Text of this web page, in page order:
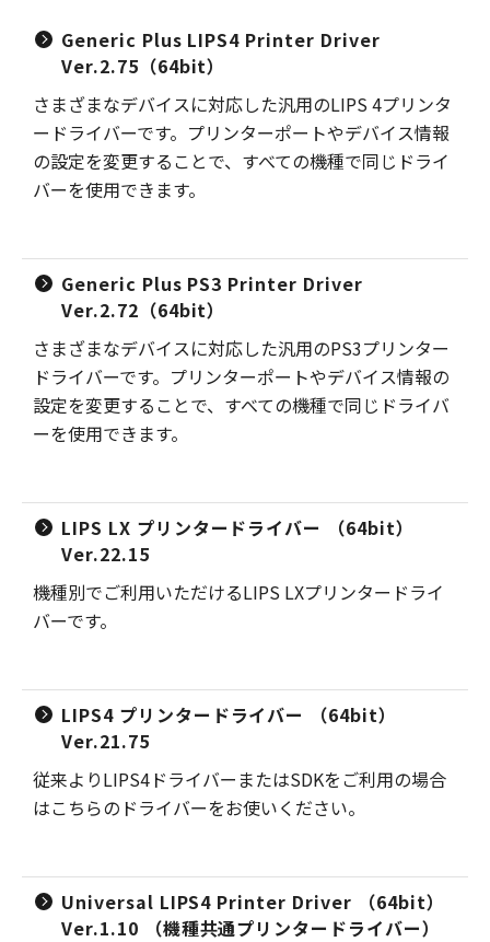
Generic Plus LIPS4 Printer Driver
Ver.2.75（64bit）
さまざまなデバイスに対応した汎用のLIPS 4プリンタ
ードライバーです。プリンターポートやデバイス情報
の設定を変更することで、すべての機種で同じドライ
バーを使用できます。
Generic Plus PS3 Printer Driver
Ver.2.72（64bit）
さまざまなデバイスに対応した汎用のPS3プリンター
ドライバーです。プリンターポートやデバイス情報の
設定を変更することで、すべての機種で同じドライバ
ーを使用できます。
LIPS LX プリンタードライバー （64bit）
Ver.22.15
機種別でご利用いただけるLIPS LXプリンタードライ
バーです。
LIPS4 プリンタードライバー （64bit）
Ver.21.75
従来よりLIPS4ドライバーまたはSDKをご利用の場合
はこちらのドライバーをお使いください。
Universal LIPS4 Printer Driver （64bit）
Ver.1.10 （機種共通プリンタードライバー）